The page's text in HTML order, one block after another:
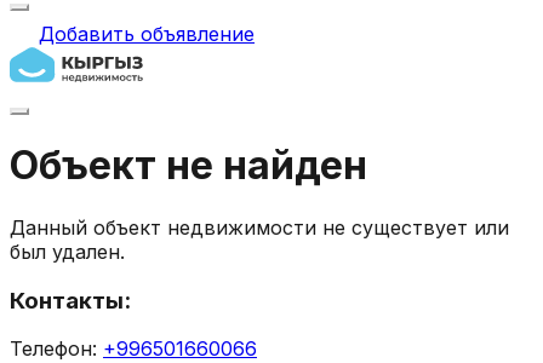
Добавить объявление
Объект не найден
Данный объект недвижимости не существует или
был удален.
Контакты:
Телефон: +996501660066